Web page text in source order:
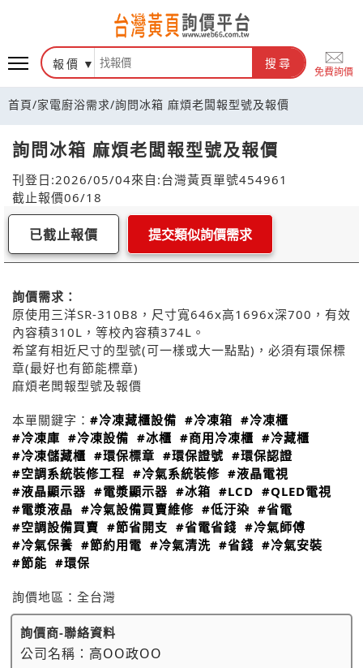
報價 搜尋
免費詢價
首頁/家電廚浴需求/詢問冰箱 麻煩老闆報型號及報價
詢問冰箱 麻煩老闆報型號及報價
刊登日:2026/05/04來自:台灣黃頁單號454961
截止報價06/18
已截止報價 提交類似詢價需求
詢價需求：
原使用三洋SR-310B8，尺寸寬646x高1696x深700，有效
內容積310L，等校內容積374L。
希望有相近尺寸的型號(可一樣或大一點點)，必須有環保標
章(最好也有節能標章)
麻煩老闆報型號及報價
本單關鍵字： #冷凍藏櫃設備 #冷凍箱 #冷凍櫃
#冷凍庫 #冷凍設備 #冰櫃 #商用冷凍櫃 #冷藏櫃
#冷凍儲藏櫃 #環保標章 #環保證號 #環保認證
#空調系統裝修工程 #冷氣系統裝修 #液晶電視
#液晶顯示器 #電漿顯示器 #冰箱 #LCD #QLED電視
#電漿液晶 #冷氣設備買賣維修 #低汙染 #省電
#空調設備買賣 #節省開支 #省電省錢 #冷氣師傅
#冷氣保養 #節約用電 #冷氣清洗 #省錢 #冷氣安裝
#節能 #環保
詢價地區： 全台灣
詢價商-聯絡資料
公司名稱： 高OO政OO